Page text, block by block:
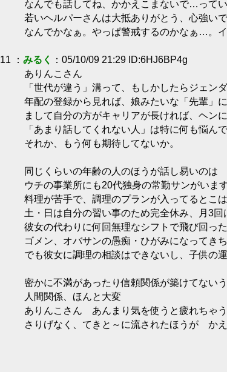
なんでも話してね、かかえこまないで…って
若いヘルパーさんは大抵ありがとう、心強い
なんでかなぁ。やっぱ警戒するのかなぁ…。
11 ： みるく
：05/10/09 21:29 ID:6HJ6BP4g
ありんこさん
「世代が違う」溝って、もしかしたらジェン
年配の登録から見れば、娘みたいな「先輩」
まして自分の方がキャリアが長ければ、ヘン
「あまり話してくれない人」は特に何も悩ん
それか、もう何も期待してないか。
同じくらいの年齢の人のほうが話し易いのは
ウチの事業所にも20代独身の常勤サンがいます
料理が苦手で、調理のプランが入ってるとこ
土・日は自分の習い事のため完全休み、月3
彼女の代わりに何回無理なシフトで飛び回った
ゴメン、オバサンの愚痴・ひがみになってき
でも彼女に調理の相談はできないし、子供の
密かに不満があったり信頼関係が築けてない
人間関係、ほんと大変
ありんこさん あんまり気を使うと疲れちゃう
さりげなく、てきと～に流されたほうが か